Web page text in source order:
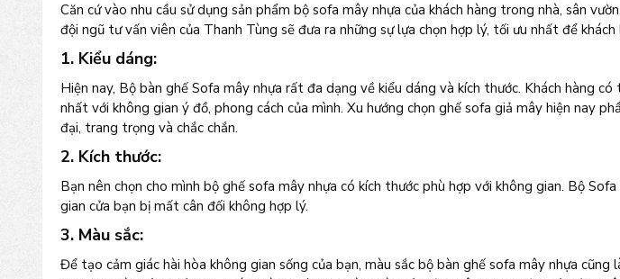
Căn cứ vào nhu cầu sử dụng sản phẩm bộ sofa mây nhựa của khách hàng trong nhà, sân
đội ngũ tư vấn viên của Thanh Tùng sẽ đưa ra những sự lựa chọn hợp lý, tối ưu nhất để khách
1. Kiểu dáng:
Hiện nay, Bộ bàn ghế Sofa mây nhựa rất đa dạng về kiểu dáng và kích thước. Khách hàng
nhất với không gian ý đồ, phong cách của mình. Xu hướng chọn ghế sofa giả mây hiện nay
đại, trang trọng và chắc chắn.
2. Kích thước:
Bạn nên chọn cho mình bộ ghế sofa mây nhựa có kích thước phù hợp với không gian. Bộ
gian cửa bạn bị mất cân đối không hợp lý.
3. Màu sắc:
Để tạo cảm giác hài hòa không gian sống của bạn, màu sắc bộ bàn ghế sofa mây nhựa